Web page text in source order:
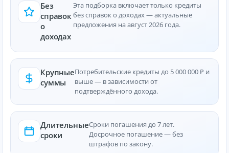
Без
справок
о
доходах
Эта подборка включает только кредиты
без справок о доходах — актуальные
предложения на август 2026 года.
Крупные
суммы
Потребительские кредиты до 5 000 000 ₽ и
выше — в зависимости от
подтверждённого дохода.
Длительные
сроки
Сроки погашения до 7 лет.
Досрочное погашение — без
штрафов по закону.